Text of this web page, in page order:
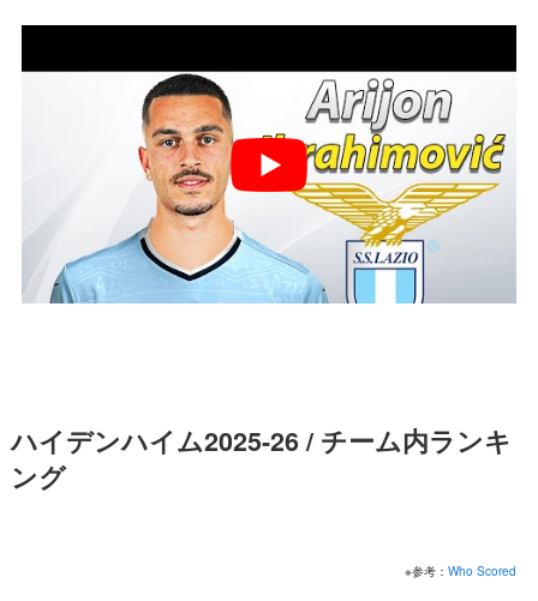
ハイデンハイム2025-26 / チーム内ランキ
ング
※参考：Who Scored